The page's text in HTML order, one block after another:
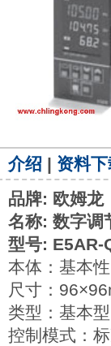
介绍 | 资料
品牌: 欧姆龙
名称: 数字调
型号: E5AR-
本体：基本性
尺寸：
类型：基本型
控制模式：